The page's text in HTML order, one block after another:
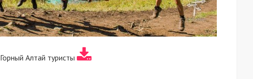
Горный Алтай туристы